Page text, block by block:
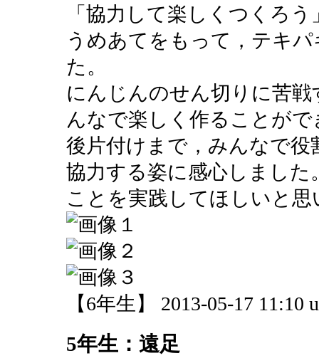
「協力して楽しくつくろ
うめあてをもって，テキ
た。
にんじんのせん切りに苦
んなで楽しく作ることが
後片付けまで，みんなで
協力する姿に感心しまし
ことを実践してほしいと思
【6年生】 2013-05-17 11:10
5年生：遠足